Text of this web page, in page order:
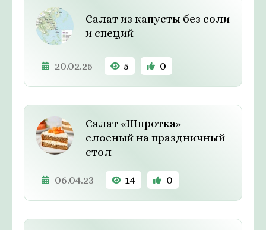
Салат из капусты без соли
и специй
20.02.25 5 0
Салат «Шпротка»
слоеный на праздничный
стол
06.04.23 14 0